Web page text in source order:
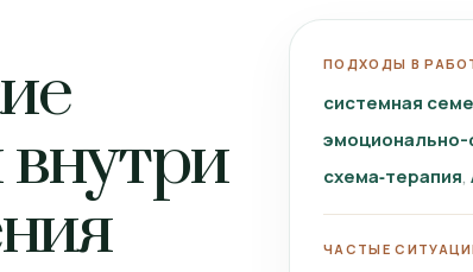
ПОДХОДЫ В
системная
эмоционально-
схема‑терапия
ЧАСТЫЕ